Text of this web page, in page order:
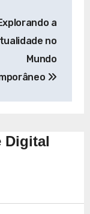
a
no
Mundo
Digital
e